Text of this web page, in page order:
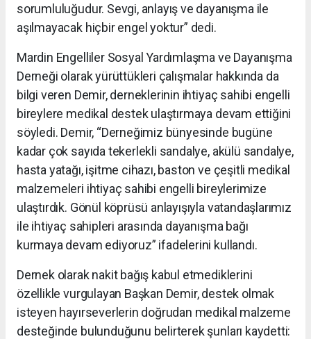
sorumluluğudur. Sevgi, anlayış ve dayanışma ile
aşılmayacak hiçbir engel yoktur” dedi.
Mardin Engelliler Sosyal Yardımlaşma ve Dayanışma
Derneği olarak yürüttükleri çalışmalar hakkında da
bilgi veren Demir, derneklerinin ihtiyaç sahibi engelli
bireylere medikal destek ulaştırmaya devam ettiğini
söyledi. Demir, “Derneğimiz bünyesinde bugüne
kadar çok sayıda tekerlekli sandalye, akülü sandalye,
hasta yatağı, işitme cihazı, baston ve çeşitli medikal
malzemeleri ihtiyaç sahibi engelli bireylerimize
ulaştırdık. Gönül köprüsü anlayışıyla vatandaşlarımız
ile ihtiyaç sahipleri arasında dayanışma bağı
kurmaya devam ediyoruz” ifadelerini kullandı.
Dernek olarak nakit bağış kabul etmediklerini
özellikle vurgulayan Başkan Demir, destek olmak
isteyen hayırseverlerin doğrudan medikal malzeme
desteğinde bulunduğunu belirterek şunları kaydetti: